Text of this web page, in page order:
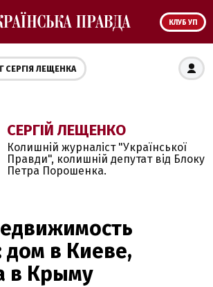
КЛУБ УП
СЕРГІЯ ЛЕЩЕНКА
СЕРГІЙ ЛЕЩЕНКО
Колишній журналіст "Української
Правди", колишній депутат від Блоку
Петра Порошенка.
в Киеве,
в Крыму